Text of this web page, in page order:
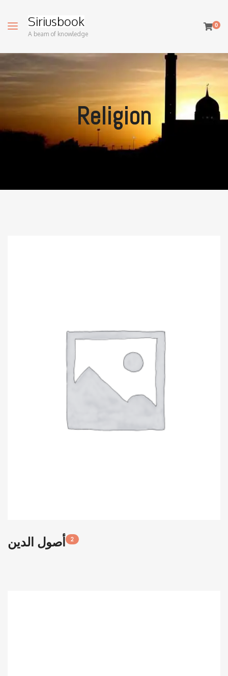
Siriusbook
A beam of knowledge
0
Religion
أصول الدين 2